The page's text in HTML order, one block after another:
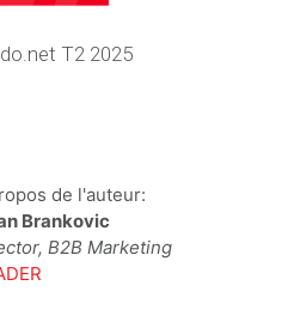
T2 2025
de l'auteur:
Brankovic
B2B Marketing